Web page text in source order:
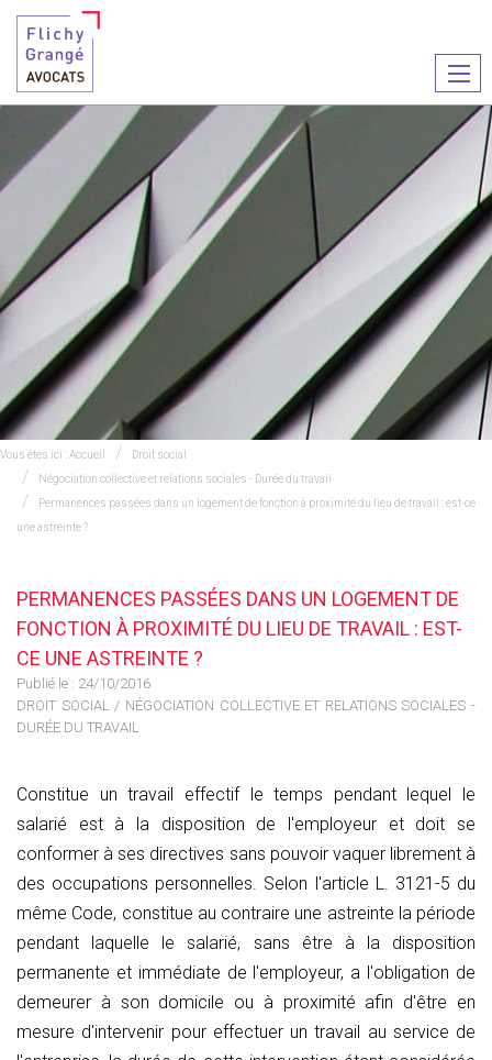
le
Vous êtes ici :Accueil
Droit social
Négociation collective et relations sociales - Durée du travail
Permanences passées dans un logement de fonction à proximité du lieu de travail : est-ce
une astreinte ?
PERMANENCES PASSÉES DANS UN LOGEMENT DE
FONCTION À PROXIMITÉ DU LIEU DE TRAVAIL : EST-
CE UNE ASTREINTE ?
Publié le : 24/10/2016
DROIT SOCIAL/ NÉGOCIATION COLLECTIVE ET RELATIONS SOCIALES -
DURÉE DU TRAVAIL
Constitue un travail effectif le temps pendant lequel le
salarié est à la disposition de l'employeur et doit se
conformer à ses directives sans pouvoir vaquer librement à
des occupations personnelles. Selon l'article L. 3121-5 du
même Code, constitue au contraire une astreinte la période
pendant laquelle le salarié, sans être à la disposition
permanente et immédiate de l'employeur, a l'obligation de
demeurer à son domicile ou à proximité afin d'être en
mesure d'intervenir pour effectuer un travail au service de